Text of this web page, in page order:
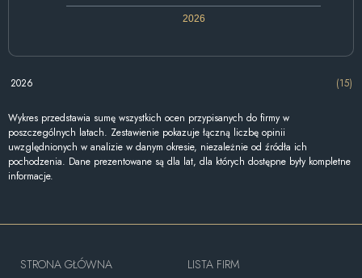
2026
2026 (15)
Wykres przedstawia sumę wszystkich ocen przypisanych do firmy w
poszczególnych latach. Zestawienie pokazuje łączną liczbę opinii
uwzględnionych w analizie w danym okresie, niezależnie od źródła ich
pochodzenia. Dane prezentowane są dla lat, dla których dostępne były kompletne
informacje.
STRONA GŁÓWNA
LISTA FIRM